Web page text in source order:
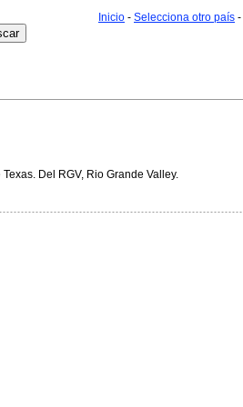
Inicio - Selecciona otro país -
Del RGV, Rio Grande Valley.